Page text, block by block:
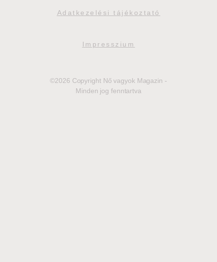
Adatkezelési tájékoztató
Impresszium
©2026 Copyright Nő vagyok Magazin -
Minden jog fenntartva